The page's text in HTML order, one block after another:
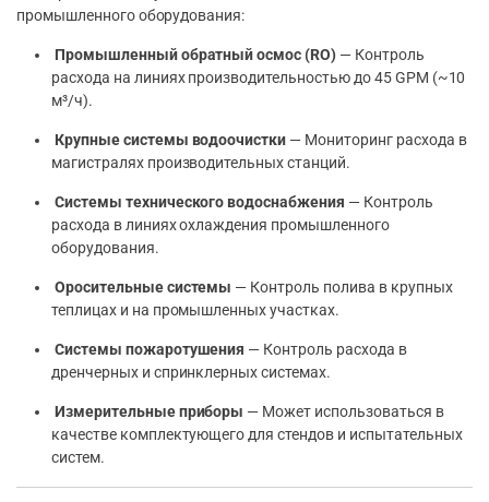
промышленного оборудования:
Промышленный обратный осмос (RO) — Контроль
расхода на линиях производительностью до 45 GPM (~10
м³/ч).
Крупные системы водоочистки — Мониторинг расхода в
магистралях производительных станций.
Системы технического водоснабжения — Контроль
расхода в линиях охлаждения промышленного
оборудования.
Оросительные системы — Контроль полива в крупных
теплицах и на промышленных участках.
Системы пожаротушения — Контроль расхода в
дренчерных и спринклерных системах.
Измерительные приборы — Может использоваться в
качестве комплектующего для стендов и испытательных
систем.